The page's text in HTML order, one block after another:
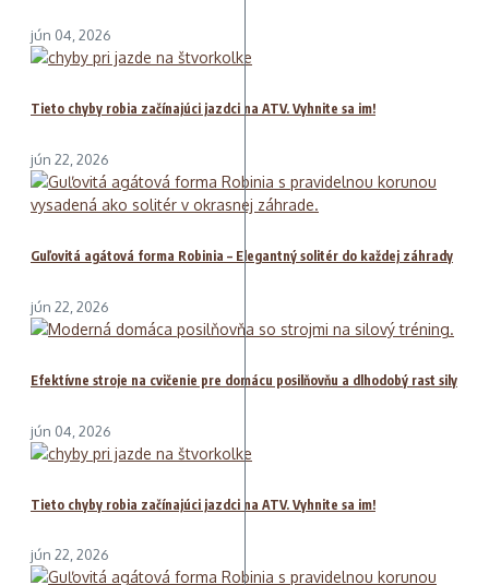
jún 04, 2026
Tieto chyby robia začínajúci jazdci na ATV. Vyhnite sa im!
jún 22, 2026
Guľovitá agátová forma Robinia – Elegantný solitér do každej záhrady
jún 22, 2026
Efektívne stroje na cvičenie pre domácu posilňovňu a dlhodobý rast sily
jún 04, 2026
Tieto chyby robia začínajúci jazdci na ATV. Vyhnite sa im!
jún 22, 2026